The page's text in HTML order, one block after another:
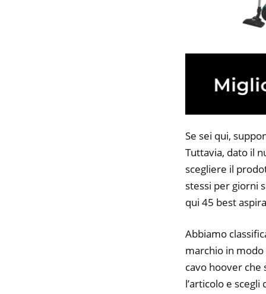
Se sei qui,
Tuttavia, dato il
scegliere il
stessi per giorni
qui 45 best
Abbiamo
marchio in
cavo hoover che
l’articolo e